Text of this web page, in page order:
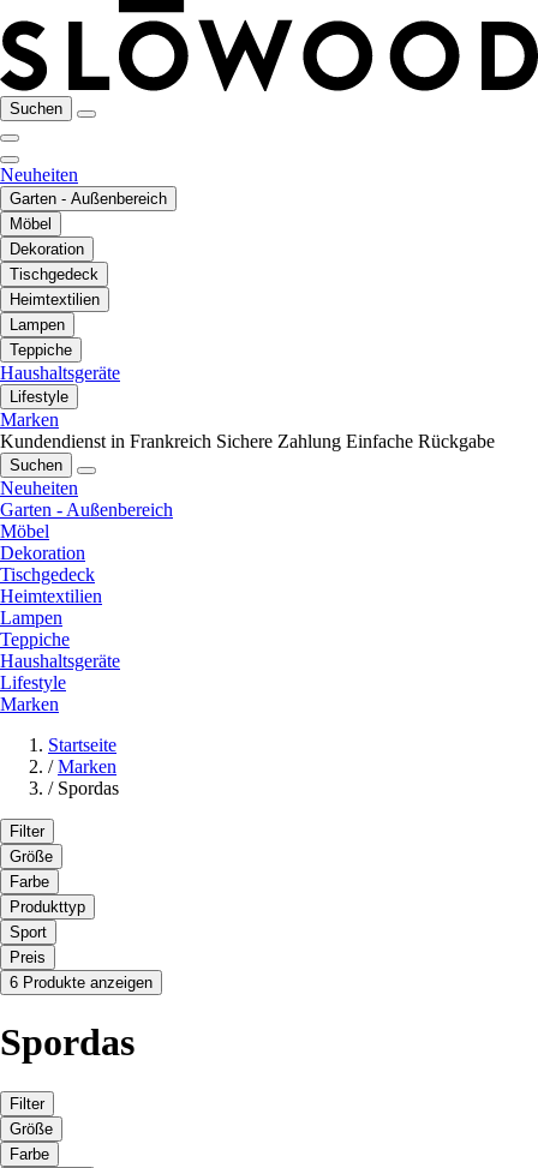
Suchen
Neuheiten
Garten - Außenbereich
Möbel
Dekoration
Tischgedeck
Heimtextilien
Lampen
Teppiche
Haushaltsgeräte
Lifestyle
Marken
Kundendienst in Frankreich Sichere Zahlung Einfache Rückgabe
Suchen
Neuheiten
Garten - Außenbereich
Möbel
Dekoration
Tischgedeck
Heimtextilien
Lampen
Teppiche
Haushaltsgeräte
Lifestyle
Marken
Startseite
/ Marken
/ Spordas
Filter
Größe
Farbe
Produkttyp
Sport
Preis
6 Produkte anzeigen
Spordas
Filter
Größe
Farbe